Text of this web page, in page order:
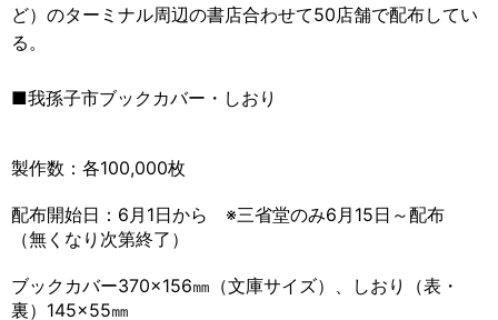
ど）のターミナル周辺の書店合わせて50店舗で配布してい
る。
■我孫子市ブックカバー・しおり
製作数：各100,000枚
配布開始日：6月1日から ※三省堂のみ6月15日～配布
（無くなり次第終了）
ブックカバー370×156㎜（文庫サイズ）、しおり（表・
裏） 145×55㎜